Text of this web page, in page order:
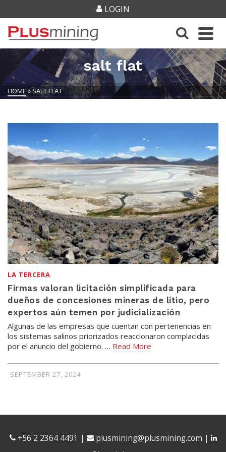
LOGIN
salt flat
HOME»SALT FLAT
LA TERCERA
Firmas valoran licitación simplificada para
dueños de concesiones mineras de litio, pero
expertos aún temen por judicialización
Algunas de las empresas que cuentan con pertenencias en
los sistemas salinos priorizados reaccionaron complacidas
por el anuncio del gobierno. … Read More
SEPTEMBER 27, 2024
+56 2 2364 4491 | plusmining@plusmining.com |